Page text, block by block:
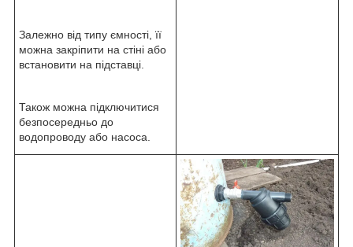
Залежно від типу ємності, її
можна закріпити на стіні або
встановити на підставці.
Також можна підключитися
безпосередньо до
водопроводу або насоса.